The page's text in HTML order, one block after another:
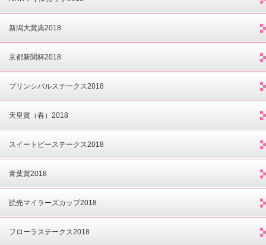
新潟大賞典2018
京都新聞杯2018
プリンシパルステークス2018
天皇賞（春）2018
スイートピーステークス2018
青葉賞2018
読売マイラーズカップ2018
フローラステークス2018